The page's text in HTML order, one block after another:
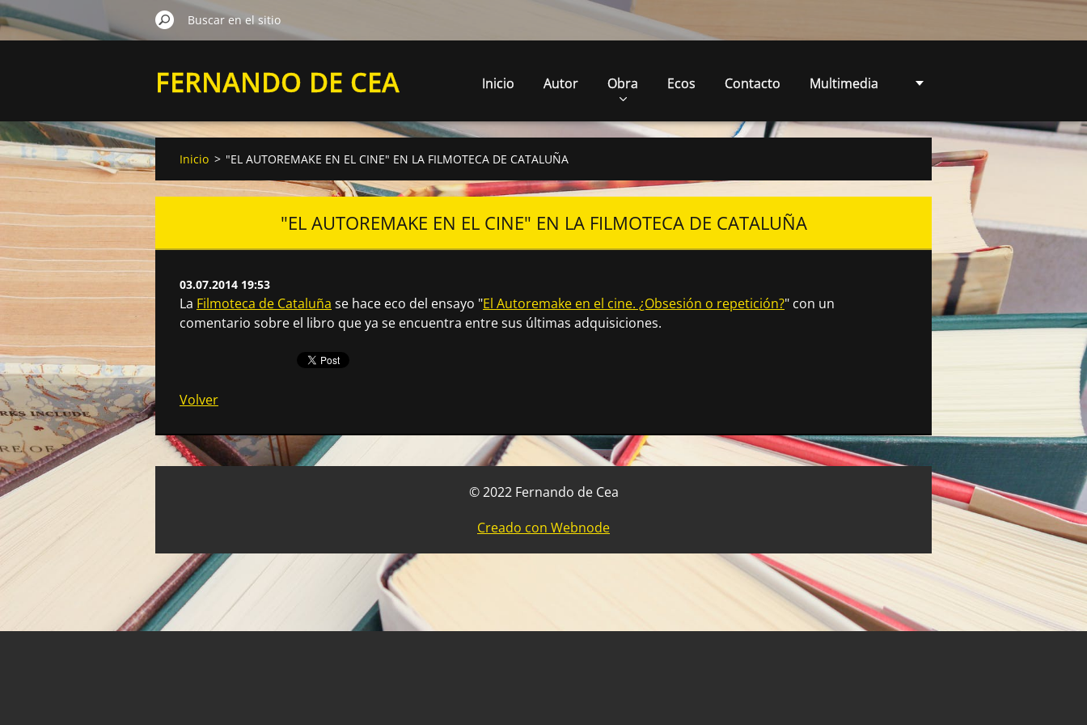
FERNANDO DE CEA
VELASCO
Inicio Autor Obra Ecos Contacto Multimedia
Inicio > "EL AUTOREMAKE EN EL CINE" EN LA FILMOTECA DE CATALUÑA
"EL AUTOREMAKE EN EL CINE" EN LA FILMOTECA DE CATALUÑA
03.07.2014 19:53
La Filmoteca de Cataluña se hace eco del ensayo "El Autoremake en el cine. ¿Obsesión o repetición?" con un
comentario sobre el libro que ya se encuentra entre sus últimas adquisiciones.
Volver
© 2022 Fernando de Cea
Creado con Webnode